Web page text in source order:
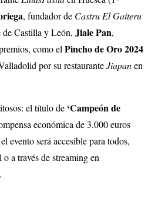
, fundador de Castru El Gaiteru
de Castilla y León, Jiale Pan,
como el Pincho de Oro 2024
por su restauranteJiapanen
el título de ‘Campeón de
económica de 3.000 euros
evento será accesible para todos,
a través de streaming en
.